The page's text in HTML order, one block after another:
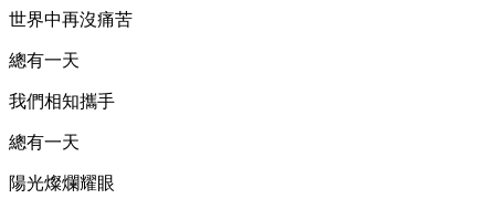
世界中再沒痛苦
總有一天
我們相知攜手
總有一天
陽光燦爛耀眼